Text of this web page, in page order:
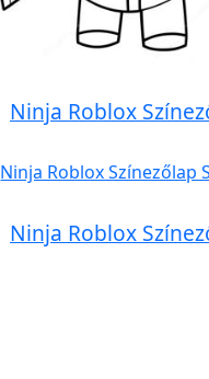
Ninja Roblox
Ninja Roblox